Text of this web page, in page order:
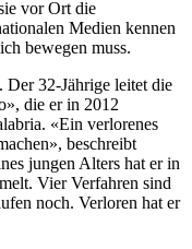
vor Ort die
Medien kennen
bewegen muss.
Der 32-Jährige leitet die
die er in 2012
«Ein verlorenes
beschreibt
jungen Alters hat er in
Vier Verfahren sind
noch. Verloren hat er